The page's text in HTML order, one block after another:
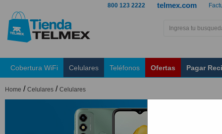
telmex.com
800 123 2222
Cobertura WiFi Celulares Teléfonos Ofertas Pagar
Home / Celulares / Celulares